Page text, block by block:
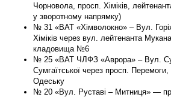
Чорновола, просп. Хіміків,
у зворотному напрямку)
№ 31 «ВАТ «Хімволокно» – Вул.
Хіміків через вул. лейтенанта
кладовища №6
№ 25 «ВАТ ЧЛФЗ «Аврора» – Вул.
Сумгаїтської через просп. Перемоги,
Одеську
№ 20 «Вул. Руставі – Митниця» —